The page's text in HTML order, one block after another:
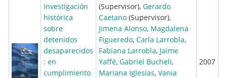
Investigación
histórica
sobre
detenidos
desaparecidos
: en
cumplimiento
(Supervisor), Gerardo
Caetano (Supervisor),
Jimena Alonso, Magdalena
Figueredo, Carla Larrobla,
Fabiana Larrobla, Jaime
Yaffé, Gabriel Bucheli,
Mariana Iglesias, Vania
2007